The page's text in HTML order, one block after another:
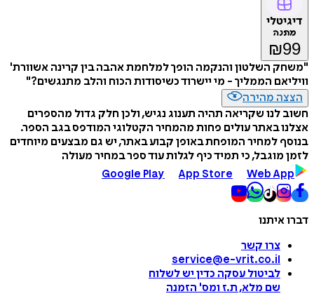
₪
השלטון והנקמה הופך למלחמת אהבה בין קרינה אשוורת'
הממליך - מי יישרוד כשיסודות הכוח והלב מתנגשים?"
מהירה
לנו שקריאה תהיה תענוג נגיש, ולכן חלק גדול מהספרים
באתר עולים פחות מהמחיר הקטלוגי המודפס בגב הספר.
למחיר המופחת באופן קבוע באתר, יש גם מבצעים מיוחדים
מוגבל, כי תמיד כיף לגלות עוד ספר במחיר מעולה
Google Play
App Store Web
צרו קשר
service@e-vrit.co.il
לביטול עסקה כדין יש לשלוח
שם מלא, ת.ז ומס'הזמנה